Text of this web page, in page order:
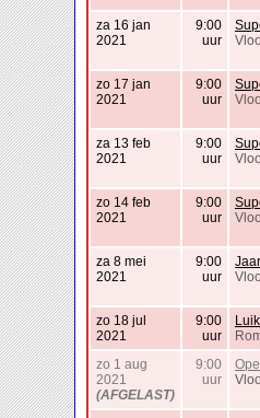
za 16 jan
2021
9:00
uur
zo 17 jan
2021
9:00
uur
za 13 feb
2021
9:00
uur
zo 14 feb
2021
9:00
uur
za 8 mei
2021
9:00
uur
zo 18 jul
2021
9:00
uur
zo 1 aug
2021
(AFGELAST)
9:00
uur